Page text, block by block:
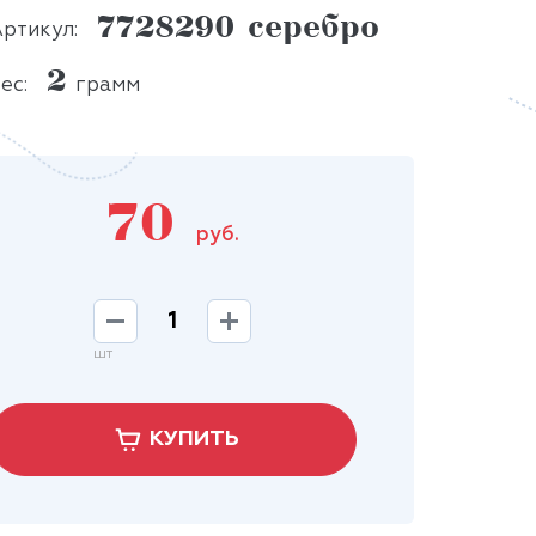
7728290 серебро
2 грамм
70 руб.
шт
КУПИТЬ